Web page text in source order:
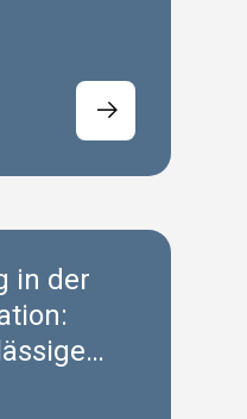
in der
See